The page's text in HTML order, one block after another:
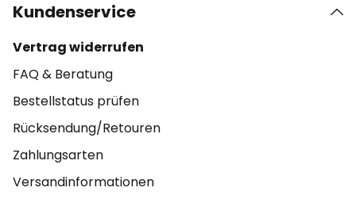
Kundenservice
Vertrag widerrufen
FAQ & Beratung
Bestellstatus prüfen
Rücksendung/Retouren
Zahlungsarten
Versandinformationen